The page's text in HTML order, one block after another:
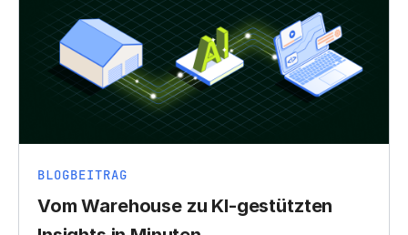
BLOGBEITRAG
Vom Warehouse zu KI-gestützten